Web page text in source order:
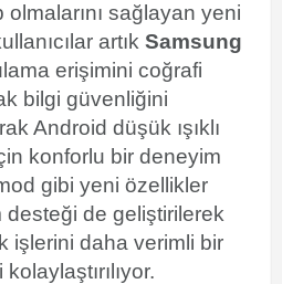
sağlayan yeni
artık Samsung
erişimini coğrafi
bilgi güvenliğini
Android düşük ışıklı
konforlu bir deneyim
gibi yeni özellikler
desteği de geliştirilerek
işlerini daha verimli bir